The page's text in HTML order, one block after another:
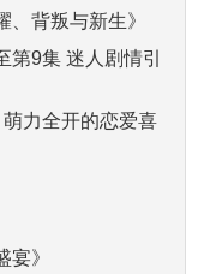
、背叛与新生》
9集 迷人剧情引
萌力全开的恋爱喜
宴》